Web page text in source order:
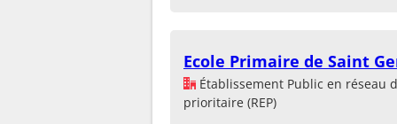
Ecole Primaire de Saint
Établissement Public en réseau
prioritaire (REP)